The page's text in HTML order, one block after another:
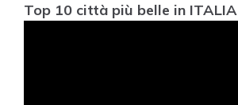
Top 10 città più belle in ITALIA